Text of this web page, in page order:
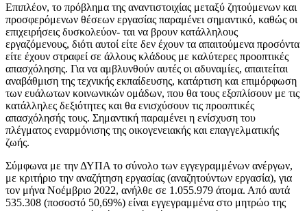
Επιπλέον, το πρόβλημα της αναντιστοιχίας μεταξύ ζητούμενων και
προσφερόμενων θέσεων εργασίας παραμένει σημαντικό, καθώς οι
επιχειρήσεις δυσκολεύον- ται να βρουν κατάλληλους
εργαζόμενους, διότι αυτοί είτε δεν έχουν τα απαιτούμενα προσόντα
είτε έχουν στραφεί σε άλλους κλάδους με καλύτερες προοπτικές
απασχόλησης. Για να αμβλυνθούν αυτές οι αδυναμίες, απαιτείται
αναβάθμιση της τεχνικής εκπαίδευσης, κατάρτιση και επιμόρφωση
των ευάλωτων κοινωνικών ομάδων, που θα τους εξοπλίσουν με τις
κατάλληλες δεξιότητες και θα ενισχύσουν τις προοπτικές
απασχόλησής τους. Σημαντική παραμένει η ενίσχυση του
πλέγματος εναρμόνισης της οικογενειακής και επαγγελματικής
ζωής.
Σύμφωνα με την ΔΥΠΑ το σύνολο των εγγεγραμμένων ανέργων,
με κριτήριο την αναζήτηση εργασίας (αναζητούντων εργασία), για
τον μήνα Νοέμβριο 2022, ανήλθε σε 1.055.979 άτομα. Από αυτά
535.308 (ποσοστό 50,69%) είναι εγγεγραμμένα στο μητρώο της